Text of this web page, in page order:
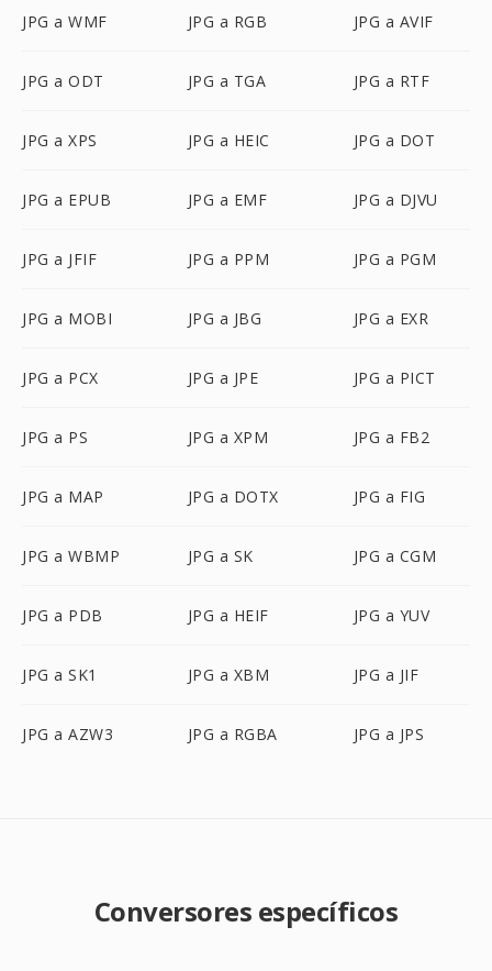
JPG a WMF JPG a RGB JPG a AVIF
JPG a ODT JPG a TGA JPG a RTF
JPG a XPS JPG a HEIC JPG a DOT
JPG a EPUB JPG a EMF JPG a DJVU
JPG a JFIF JPG a PPM JPG a PGM
JPG a MOBI JPG a JBG JPG a EXR
JPG a PCX JPG a JPE JPG a PICT
JPG a PS JPG a XPM JPG a FB2
JPG a MAP JPG a DOTX JPG a FIG
JPG a WBMP JPG a SK JPG a CGM
JPG a PDB JPG a HEIF JPG a YUV
JPG a SK1 JPG a XBM JPG a JIF
JPG a AZW3 JPG a RGBA JPG a JPS
Conversores específicos